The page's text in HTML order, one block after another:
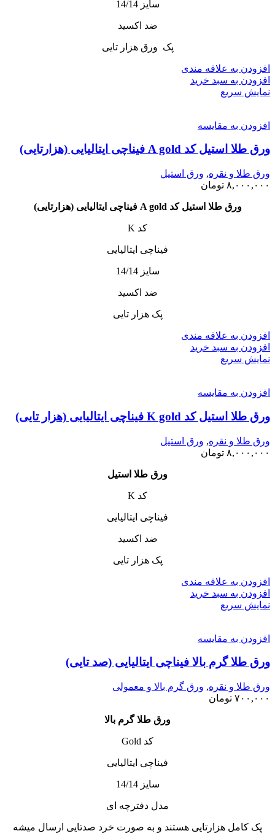
سایز 14/14
ضد اکسید
پک ورق هزار تایی
افزودن به علاقه مندی
افزودن به سبد خرید
نمایش سریع
افزودن به مقایسه
ورق طلا استیل کد A gold فیناچی ایتالیایی (هزارتایی)
ورق طلا و نقره, ورق استیل
۸,۰۰۰,۰۰۰ تومان
ورق طلا استیل کد A gold فیناچی ایتالیایی (هزارتایی)
کد K
فیناچی ایتالیایی
سایز 14/14
ضد اکسید
پک هزار تایی
افزودن به علاقه مندی
افزودن به سبد خرید
نمایش سریع
افزودن به مقایسه
ورق طلا استیل کد K gold فیناچی ایتالیایی (هزار تایی)
ورق طلا و نقره, ورق استیل
۸,۰۰۰,۰۰۰ تومان
ورق طلا استیل
کد K
فیناچی ایتالیایی
ضد اکسید
پک هزار تایی
افزودن به علاقه مندی
افزودن به سبد خرید
نمایش سریع
افزودن به مقایسه
ورق طلا گرم بالا فیناچی ایتالیایی (صد تایی)
ورق طلا و نقره, ورق گرم بالا و معمولی
۷۰۰,۰۰۰ تومان
ورق طلا گرم بالا
کد Gold
فیناچی ایتالیایی
سایز 14/14
مدل دفترچه ای
پک کامل هزارتایی هستند و به صورت خرد صدتایی ارسال میشه